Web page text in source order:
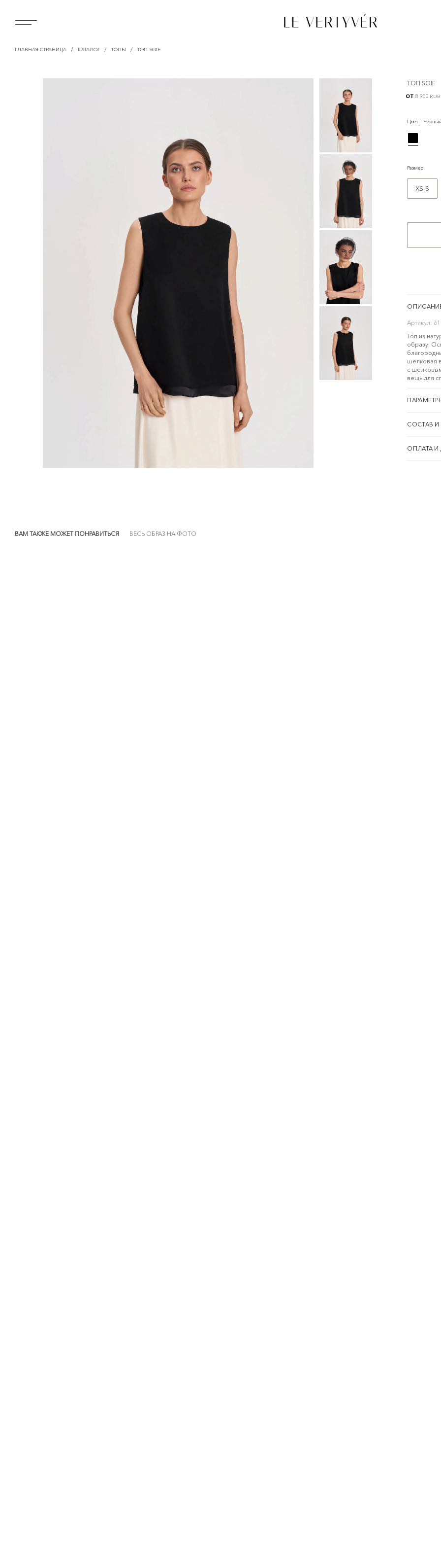
ГЛАВНАЯ СТРАНИЦА / КАТАЛОГ / ТОПЫ / ТОП SOIE
ТОП SOIE
от 8 900 RUB
Цвет:
Размер:
XS-S
Артикул:
Топ из
образу.
шелковая
с
вещь для
СОСТАВ
ОПЛАТА И
ВАМ ТАКЖЕ МОЖЕТ ПОНРАВИТЬСЯ ВЕСЬ ОБРАЗ НА ФОТО